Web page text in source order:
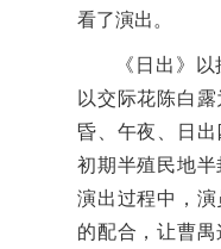
看了演出。
《日出》
以交际花陈白
昏、午夜、日
初期半殖民地半
演出过程中，
的配合，让曹